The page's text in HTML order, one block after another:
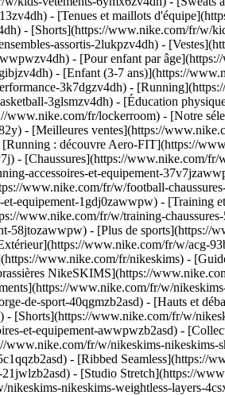
- [Tenues et maillots
- [Shorts](https://www.nike.com/fr/w/
assortis-2lukpzv4dh) -
- [Pour enfant par
- [Enfant (3-7 ans)](https://
3k7dgzv4dh) -
3glsmzv4dh) - [Éducation
fr/lockerroom) - [Notre
- [Meilleures ventes](https://
: découvre Aero-FIT](https://
- [Chaussures](https://www.nike.com/
accessoires-et-equipement-
www.nike.com/fr/w/football-
equipement-1gdj0zawwpw) - [Training
www.nike.com/fr/w/training-
58jtozawwpw) - [Plus de sports](https://
www.nike.com/fr/w/acg-
www.nike.com/fr/nikeskims) -
NikeSKIMS](https://
www.nike.com/fr/w/
de-sport-40qgmzb2asd) - [Hauts et
[Shorts](https://www.nike.com/fr/w/
et-equipement-awwpwzb2asd) -
fr/w/nikeskims-
- [Ribbed Seamless](https://
- [Studio Stretch](https://
nikeskims-weightless-layers-